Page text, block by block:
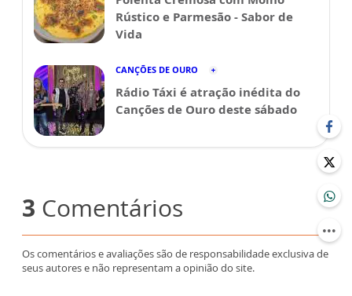
Rústico e Parmesão - Sabor de
Vida
CANÇÕES DE OURO
Rádio Táxi é atração inédita do
Canções de Ouro deste sábado
3 Comentários
Os comentários e avaliações são de responsabilidade exclusiva de
seus autores e não representam a opinião do site.